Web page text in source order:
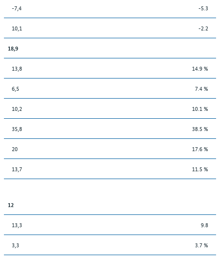
-7,4 -5.3
10,1 -2.2
18,9
13,8 14.9 %
6,5 7.4 %
10,2 10.1 %
35,8 38.5 %
20 17.6 %
13,7 11.5 %
12
13,3 9.8
3,3 3.7 %